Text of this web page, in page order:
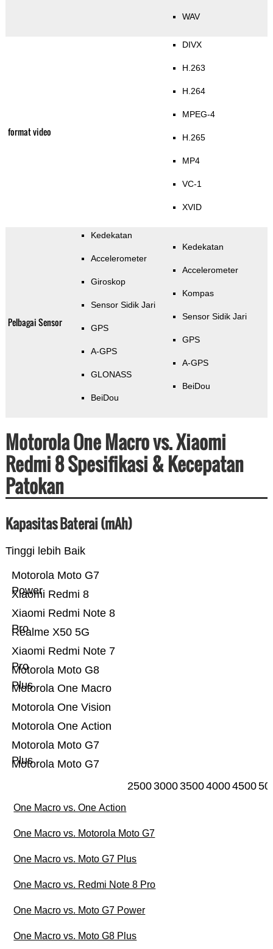
WAV
format video
DIVX
H.263
H.264
MPEG-4
H.265
MP4
VC-1
XVID
Pelbagai Sensor
Kedekatan
Accelerometer
Giroskop
Sensor Sidik Jari
GPS
A-GPS
GLONASS
BeiDou
Kedekatan
Accelerometer
Kompas
Sensor Sidik Jari
GPS
A-GPS
BeiDou
Motorola One Macro vs. Xiaomi
Redmi 8 Spesifikasi & Kecepatan
Patokan
Kapasitas Baterai (mAh)
Tinggi lebih Baik
Motorola Moto G7
Motorola Moto G7
Plus
Motorola One Action
Motorola One Vision
Motorola One Macro
Motorola Moto G8
Plus
Xiaomi Redmi Note 7
Pro
Realme X50 5G
Xiaomi Redmi Note 8
Pro
Xiaomi Redmi 8
Motorola Moto G7
Power
25003000350040004500
One Macro vs. One Action
One Macro vs. Motorola Moto G7
One Macro vs. Moto G7 Plus
One Macro vs. Redmi Note 8 Pro
One Macro vs. Moto G7 Power
One Macro vs. Moto G8 Plus